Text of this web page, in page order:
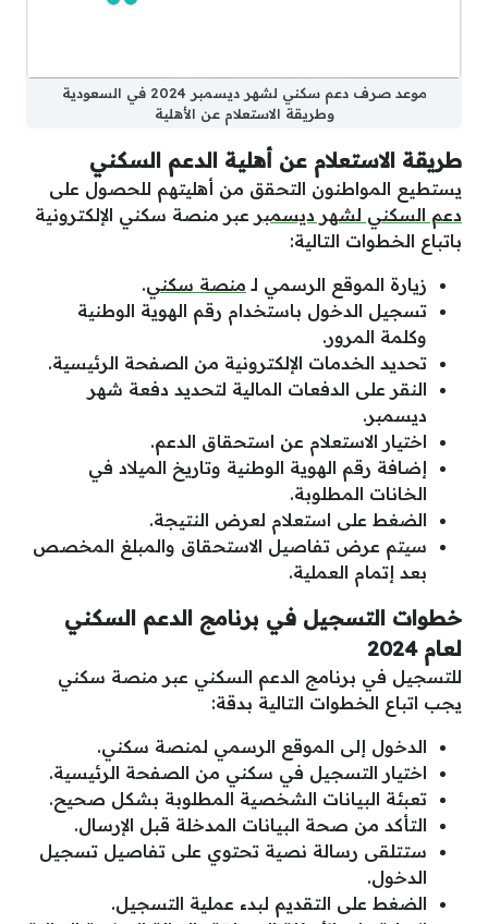
موعد صرف دعم سكني لشهر ديسمبر 2024 في السعودية
وطريقة الاستعلام عن الأهلية
طريقة الاستعلام عن أهلية الدعم السكني
يستطيع المواطنون التحقق من أهليتهم للحصول على
دعم السكني لشهر ديسمبر عبر منصة سكني الإلكترونية
باتباع الخطوات التالية:
زيارة الموقع الرسمي لـ منصة سكني.
تسجيل الدخول باستخدام رقم الهوية الوطنية
وكلمة المرور.
تحديد الخدمات الإلكترونية من الصفحة الرئيسية.
النقر على الدفعات المالية لتحديد دفعة شهر
ديسمبر.
اختيار الاستعلام عن استحقاق الدعم.
إضافة رقم الهوية الوطنية وتاريخ الميلاد في
الخانات المطلوبة.
الضغط على استعلام لعرض النتيجة.
سيتم عرض تفاصيل الاستحقاق والمبلغ المخصص
بعد إتمام العملية.
خطوات التسجيل في برنامج الدعم السكني
لعام 2024
للتسجيل في برنامج الدعم السكني عبر منصة سكني
يجب اتباع الخطوات التالية بدقة:
الدخول إلى الموقع الرسمي لمنصة سكني.
اختيار التسجيل في سكني من الصفحة الرئيسية.
تعبئة البيانات الشخصية المطلوبة بشكل صحيح.
التأكد من صحة البيانات المدخلة قبل الإرسال.
ستتلقى رسالة نصية تحتوي على تفاصيل تسجيل
الدخول.
الضغط على التقديم لبدء عملية التسجيل.